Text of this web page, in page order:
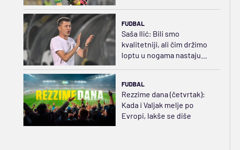
FUDBAL
Saša Ilić: Bili smo
kvalitetniji, ali čim držimo
loptu u nogama nastaju
FUDBAL
Rezzime dana (četvrtak):
Kada i Valjak melje po
Evropi, lakše se diše